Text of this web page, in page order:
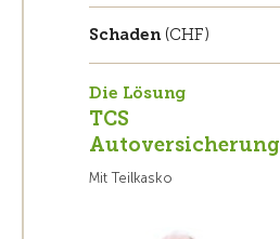
Schaden(CHF)
Die Lösung
TCS
Autoversicherung
Mit Teilkasko